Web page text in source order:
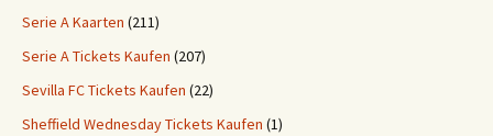
Serie A Kaarten (211)
Serie A Tickets Kaufen (207)
Sevilla FC Tickets Kaufen (22)
Sheffield Wednesday Tickets Kaufen (1)